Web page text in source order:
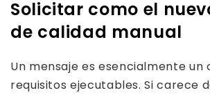
Solicitar como el
de calidad manual
Un mensaje es esencialmente un
requisitos ejecutables. Si carece